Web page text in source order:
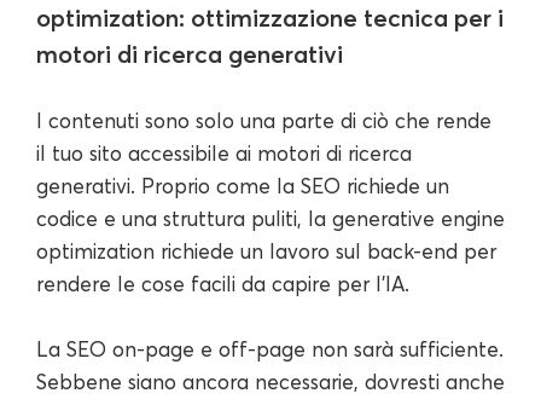
optimization: ottimizzazione tecnica per i
motori di ricerca generativi
I contenuti sono solo una parte di ciò che rende
il tuo sito accessibile ai motori di ricerca
generativi. Proprio come la SEO richiede un
codice e una struttura puliti, la generative engine
optimization richiede un lavoro sul back-end per
rendere le cose facili da capire per l'IA.
La SEO on-page e off-page non sarà sufficiente.
Sebbene siano ancora necessarie, dovresti anche